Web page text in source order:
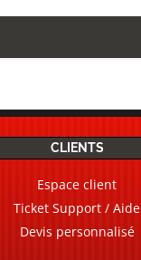
CLIENTS
Espace client
Ticket Support / Aide
Devis personnalisé